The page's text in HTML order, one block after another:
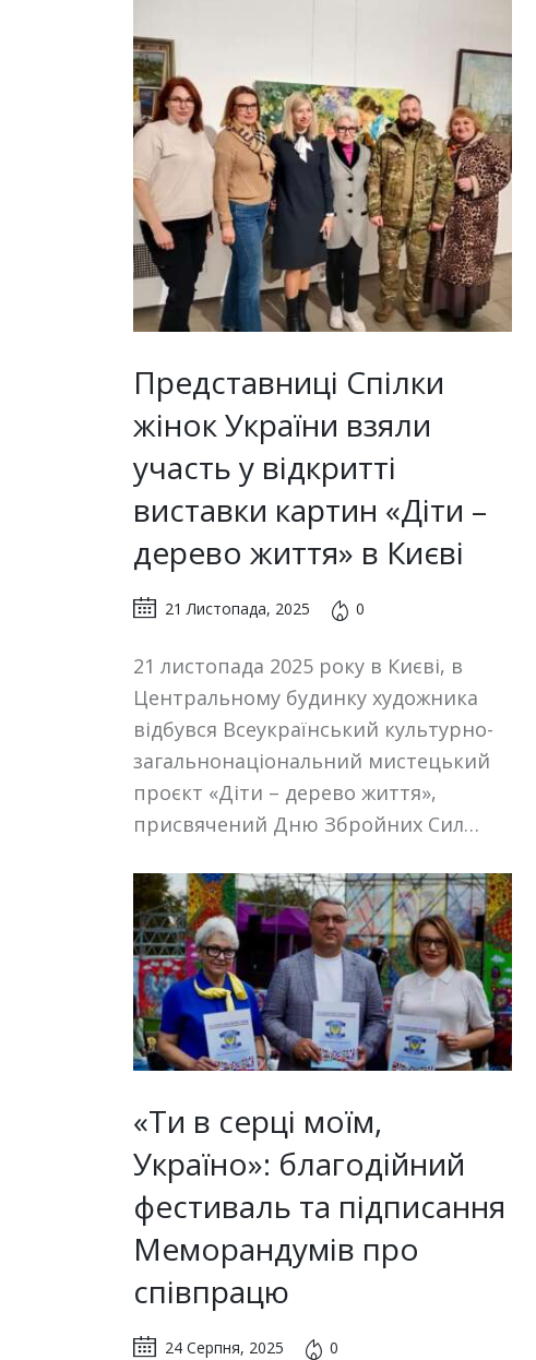
Представниці Спілки
жінок України взяли
участь у відкритті
виставки картин «Діти –
дерево життя» в Києві
21 Листопада, 2025 0
21 листопада 2025 року в Києві, в
Центральному будинку художника
відбувся Всеукраїнський культурно-
загальнонаціональний мистецький
проєкт «Діти – дерево життя»,
присвячений Дню Збройних Сил…
«Ти в серці моїм,
Україно»: благодійний
фестиваль та підписання
Меморандумів про
співпрацю
24 Серпня, 2025 0